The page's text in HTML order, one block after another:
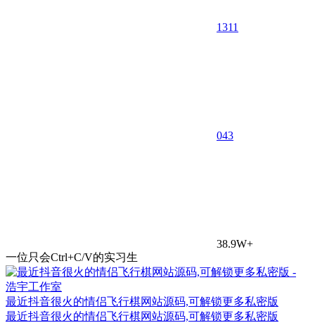
1311
043
38.9W+
一位只会Ctrl+C/V的实习生
最近抖音很火的情侣飞行棋网站源码,可解锁更多私密版
最近抖音很火的情侣飞行棋网站源码,可解锁更多私密版